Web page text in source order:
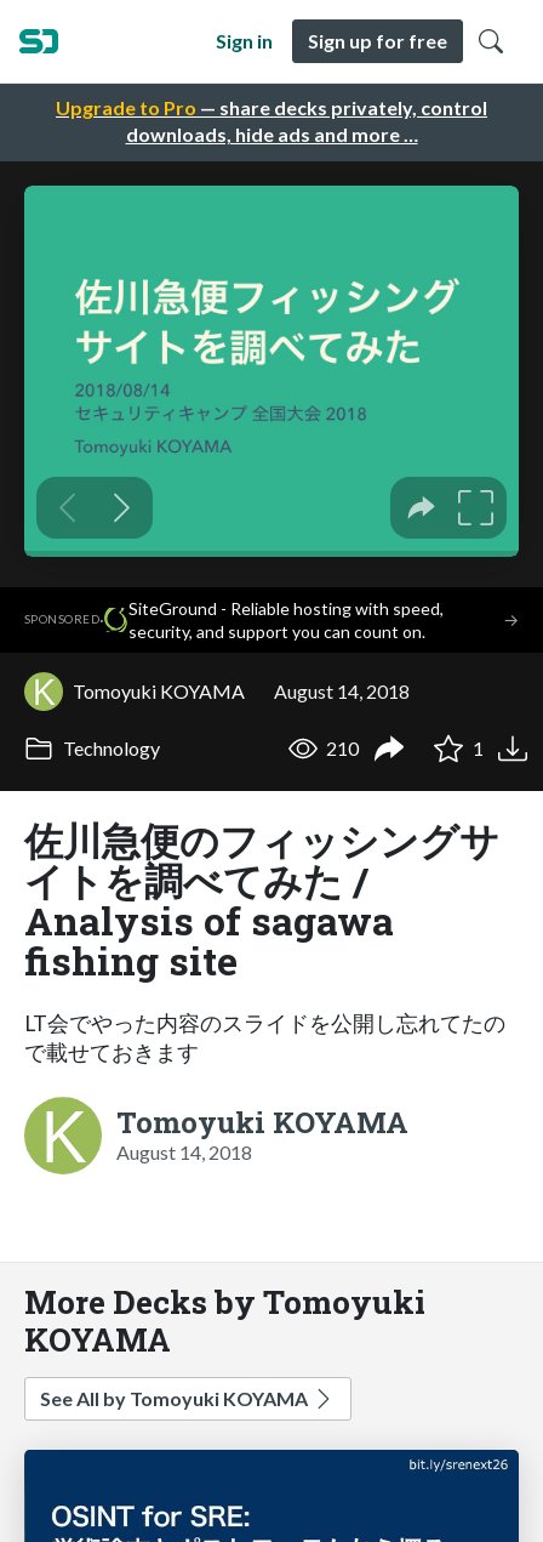
Upgrade to Pro — share decks privately, control
downloads, hide ads and more …
Sign in Sign up for free
SPONSORED·
SiteGround - Reliable hosting with speed,
security, and support you can count on.
→
Tomoyuki KOYAMA August 14, 2018
Technology 210 1
佐川急便のフィッシングサ
イトを調べてみた /
Analysis of sagawa
fishing site
LT会でやった内容のスライドを公開し忘れてたの
で載せておきます
Tomoyuki KOYAMA
August 14, 2018
More Decks by Tomoyuki
KOYAMA
See All by Tomoyuki KOYAMA